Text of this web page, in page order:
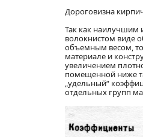
Дороговизна
Так как наилучшим
волокнистом виде
объемным весом,
материале и
увеличением
помещенной ниже
„удельный“
отдельных групп